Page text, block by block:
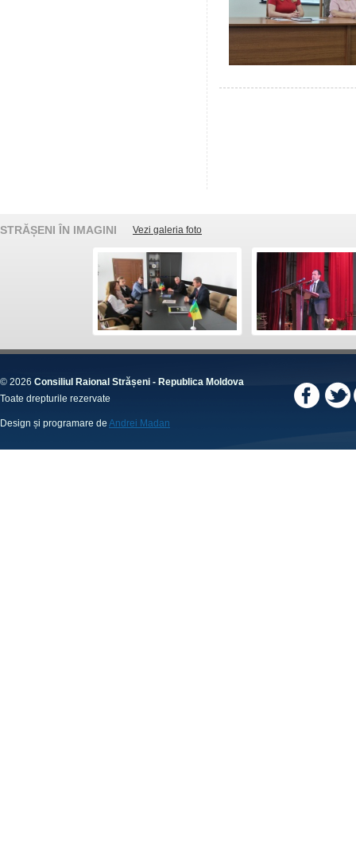
STRĂȘENI ÎN IMAGINI Vezi galeria foto
© 2026 Consiliul Raional Strășeni - Republica Moldova
Toate drepturile rezervate
Design și programare de Andrei Madan